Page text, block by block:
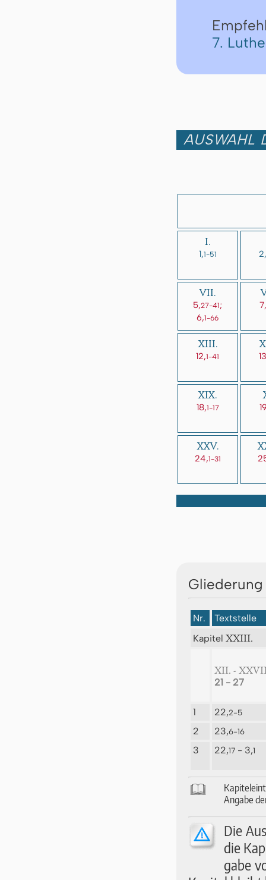
7.
AUSWAHL
I.
1,1-51 2,
VII.
5,27-41;
6,1-66
7,
XIII.
12,1-41
XIX.
18,1-17
XXV.
24,1-31
Nr.
Textstelle
Kapitel XXIII.
XII. -
21 - 27
1 22,2-5
2 23,6-16
3 22,17- 3,1
🕮
An­ga­be
Die
die
ga­be